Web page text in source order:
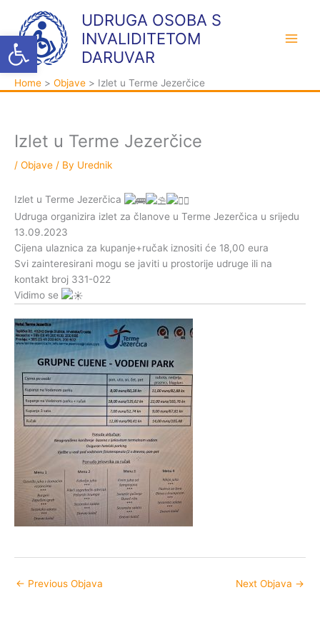
Open toolbar
content
UDRUGA OSOBA S
INVALIDITETOM
DARUVAR
Home Objave Izlet u Terme Jezerčice
Izlet u Terme Jezerčice
/ Objave / By Urednik
Izlet u Terme Jezerčica
Udruga organizira izlet za članove u Terme Jezerčica u srijedu
13.09.2023
Cijena ulaznica za kupanje+ručak iznositi će 18,00 eura
Svi zainteresirani mogu se javiti u prostorije udruge ili na
kontakt broj 331-022
Vidimo se
← Previous Objava Next Objava →
t
e
g
h
i
v